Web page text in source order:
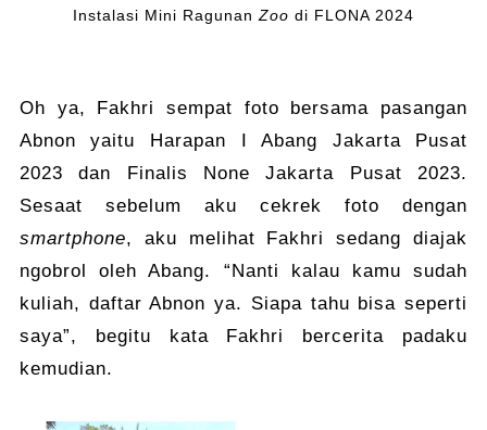
Instalasi Mini Ragunan Zoo di FLONA 2024
Oh ya, Fakhri sempat foto bersama pasangan
Abnon yaitu Harapan I Abang Jakarta Pusat
2023 dan Finalis None Jakarta Pusat 2023.
Sesaat sebelum aku cekrek foto dengan
smartphone, aku melihat Fakhri sedang diajak
ngobrol oleh Abang. “Nanti kalau kamu sudah
kuliah, daftar Abnon ya. Siapa tahu bisa seperti
saya”, begitu kata Fakhri bercerita padaku
kemudian.